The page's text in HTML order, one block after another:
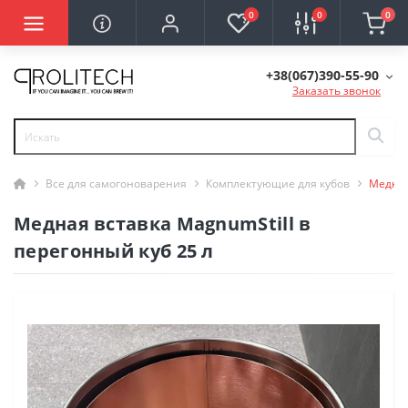
0 0 0
+38(067)390-55-90
Заказать звонок
Все для самогоноварения Комплектующие для кубов
Медная вставка MagnumStill в
перегонный куб 25 л